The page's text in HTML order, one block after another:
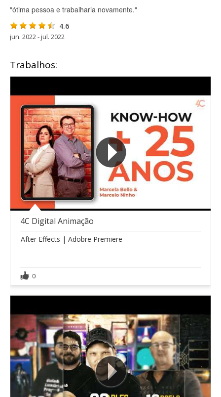
"ótima pessoa e trabalharia novamente."
4.6
jun. 2022 - jul. 2022
Trabalhos:
4C Digital Animação
After Effects | Adobre Premiere
0